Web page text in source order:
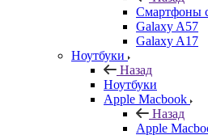
Смартфоны
Galaxy A57
Galaxy A17
Ноутбуки
Назад
Ноутбуки
Apple Macbook
Назад
Apple